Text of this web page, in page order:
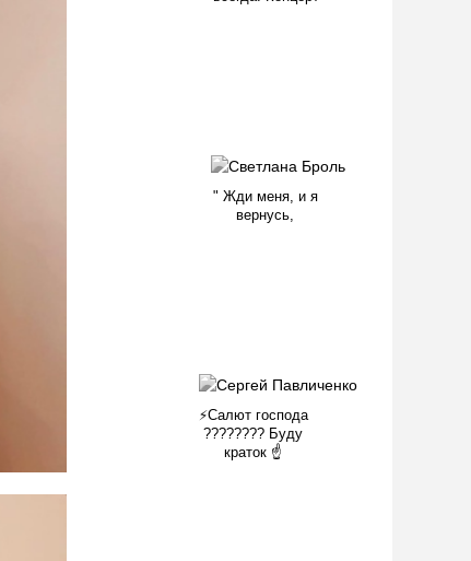
" Жди меня, и я
вернусь,
⚡Салют господа
???????? Буду
краток ☝